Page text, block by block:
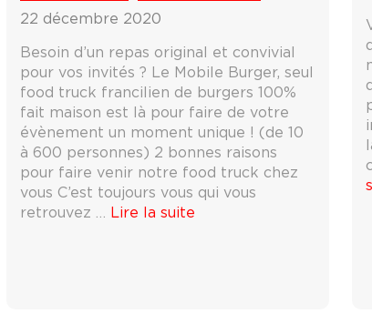
22 décembre 2020
Besoin d’un repas original et convivial
pour vos invités ? Le Mobile Burger, seul
food truck francilien de burgers 100%
fait maison est là pour faire de votre
évènement un moment unique ! (de 10
à 600 personnes) 2 bonnes raisons
pour faire venir notre food truck chez
vous C’est toujours vous qui vous
retrouvez …
Lire la suite